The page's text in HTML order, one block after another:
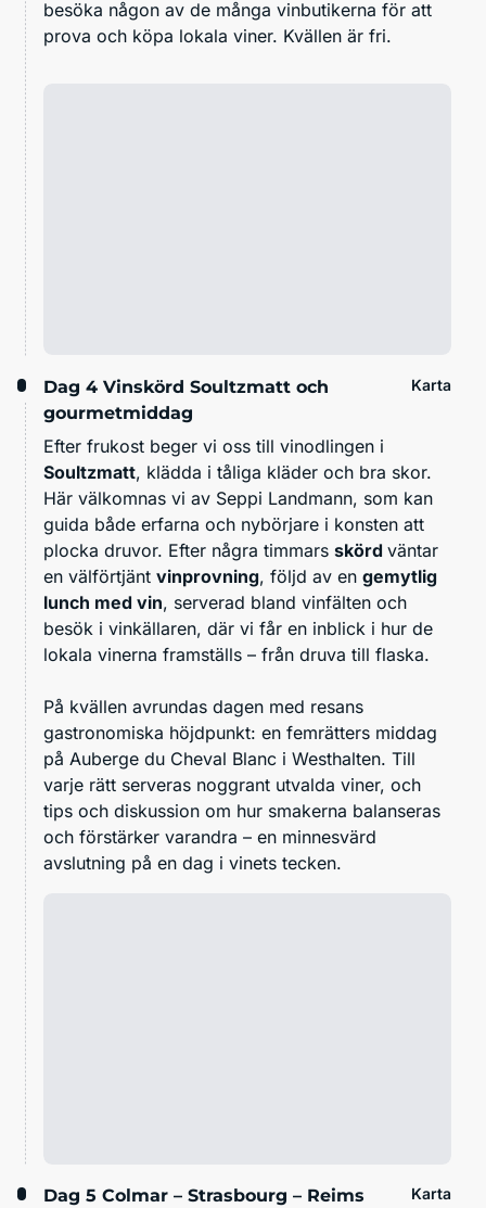
besöka någon av de många vinbutikerna för att
prova och köpa lokala viner. Kvällen är fri.
Dag 4 Vinskörd Soultzmatt och
gourmetmiddag
Karta
Efter frukost beger vi oss till vinodlingen i
Soultzmatt, klädda i tåliga kläder och bra skor.
Här välkomnas vi av Seppi Landmann, som kan
guida både erfarna och nybörjare i konsten att
plocka druvor. Efter några timmars skörd väntar
en välförtjänt vinprovning, följd av en gemytlig
lunch med vin, serverad bland vinfälten och
besök i vinkällaren, där vi får en inblick i hur de
lokala vinerna framställs – från druva till flaska.
På kvällen avrundas dagen med resans
gastronomiska höjdpunkt: en femrätters middag
på Auberge du Cheval Blanc i Westhalten. Till
varje rätt serveras noggrant utvalda viner, och
tips och diskussion om hur smakerna balanseras
och förstärker varandra – en minnesvärd
avslutning på en dag i vinets tecken.
Dag 5 Colmar – Strasbourg – Reims Karta